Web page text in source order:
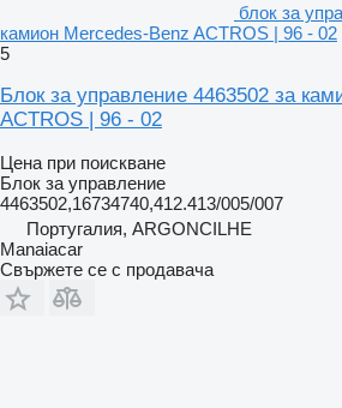
блок за
камион Mercedes-Benz ACTROS | 96 - 02
5
Блок за управление 4463502 за
ACTROS | 96 - 02
Цена при поискване
Блок за управление
4463502,16734740,412.413/005/007
Португалия, ARGONCILHE
Manaiacar
Свържете се с продавача